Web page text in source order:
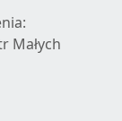
Małych